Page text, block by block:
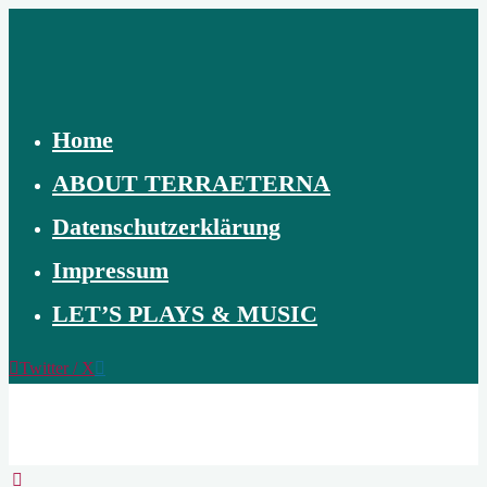
Home
ABOUT TERRAETERNA
Datenschutzerklärung
Impressum
LET’S PLAYS & MUSIC
Twitter / X
CREATION